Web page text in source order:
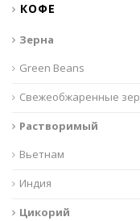
КОФЕ
Зерна
Green Beans
Свежеобжаренные
Растворимый
Вьетнам
Индия
Цикорий